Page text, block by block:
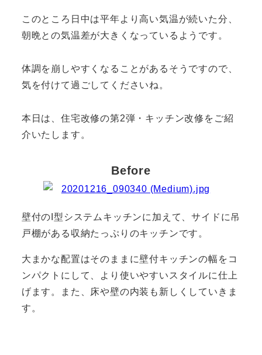
このところ日中は平年より高い気温が続いた分、
朝晩との気温差が大きくなっているようです。
体調を崩しやすくなることがあるそうですので、
気を付けて過ごしてくださいね。
本日は、住宅改修の第2弾・キッチン改修をご紹
介いたします。
Before
壁付のI型システムキッチンに加えて、サイドに吊
戸棚がある収納たっぷりのキッチンです。
大まかな配置はそのままに壁付キッチンの幅をコ
ンパクトにして、より使いやすいスタイルに仕上
げます。
また、床や壁の内装も新しくしていきま
す。